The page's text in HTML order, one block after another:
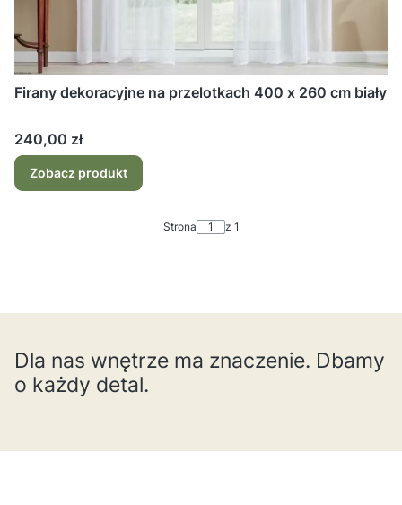
Firany dekoracyjne na przelotkach 400 x 260 cm biały
Cena
240,00 zł
Zobacz produkt
Strona z 1
Dla nas wnętrze ma znaczenie. Dbamy
o każdy detal.